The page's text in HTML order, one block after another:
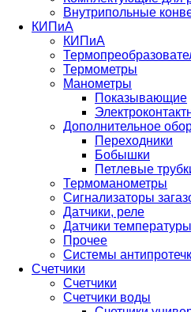
Внутрипольные
КИПиА
КИПиА
Термометры
Манометры
Показывающие
Дополнительное
Переходники
Бобышки
Петлевые
Термоманометры
Сигнализаторы
Датчики, реле
Датчики температуры
Прочее
Системы
Счетчики
Счетчики
Счетчики воды